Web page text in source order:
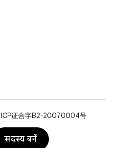
ICP证合字B2-20070004号
सदस्य बनें